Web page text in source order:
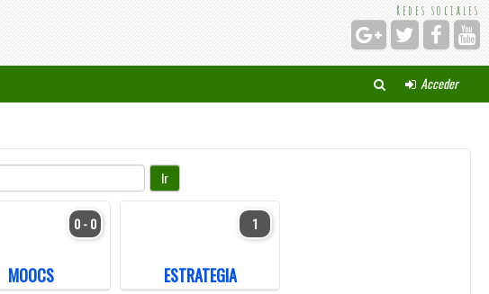
Redes sociales
Acceder
0 - 0
MOOCS
1
ESTRATEGIA